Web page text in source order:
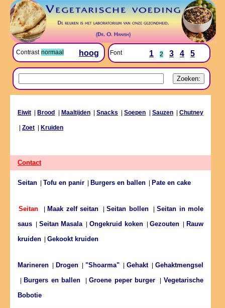
Contrast normaal hoog Font 1 2 3 4 5
Eiwit Brood Maaltijden|Snacks |Soepen Sauzen|Chutney
Zoet Kruiden
Contact
Seitan Tofu en panir Burgers en ballen Pate en cake
Seitan Maak zelf seitan |Seitan bollen|Seitan in mole
saus
Seitan Masala|Ongekruid koken|Gezouten
Rauw
kruiden
Gekookt kruiden
Marineren Drogen "Shoarma" Gehakt|Gehaktmengsel
Burgers en ballen |Groene peper burger |Vegetarische
Bobotie